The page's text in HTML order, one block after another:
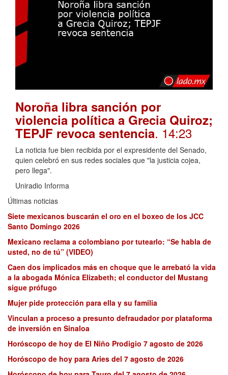
Noroña libra sanción por
violencia política a Grecia Quiroz;
TEPJF revoca sentencia. 14:23
La noticia fue bien recibida por el expresidente del Senado,
quien celebró en sus redes sociales que "la justicia cojea,
pero llega".
Uniradio Informa
Últimas noticias
Siete mexicanos buscarán el oro en el boxeo de los JCC
Santo Domingo 2026
Mexicano reclama a colombiano por tutearlo: “Se habla de
usted, no de tú” (VIDEO)
Caen dos implicados más en choque que le arrebató la vida
a la abogada Mónica Elizabeth; el conductor del Mustang
sigue prófugo
Mujer pide protección para ella y su familia
Vinculan a proceso a presunto defraudador por plataforma
de inversión en Sinaloa
Horóscopo de hoy de El Niño Prodigio 7 agosto de 2026
Horóscopo de hoy para Aries del 7 agosto de 2026